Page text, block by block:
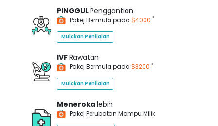
PINGGULPenggantian
Pakej Bermula pada $4000 *
Mulakan Penilaian
IVFRawatan
Pakej Bermula pada $3200 *
Mulakan Penilaian
Menerokalebih
Pakej Perubatan Mampu Milik